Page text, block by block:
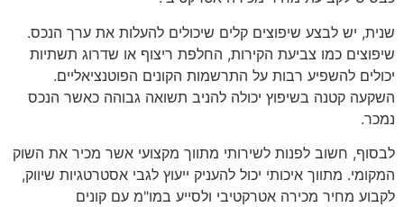
שנית, יש לבצע שיפוצים קלים שיכולים להעלות את ערך הנכס.
שיפוצים כמו צביעת הקירות, החלפת ריצוף או שדרוג תשתיות
יכולים להשפיע רבות על התרשמות הקונים הפוטנציאליים.
השקעה קטנה בשיפוץ יכולה להניב תשואה גבוהה כאשר הנכס
נמכר.
לבסוף, חשוב לפנות לשירותי מתווך מקצועי אשר מכיר את השוק
המקומי. מתווך איכותי יכול להעניק ייעוץ לגבי אסטרטגיות שיווק,
לקבוע מחיר מכירה אטרקטיבי ולסייע במו"מ עם קונים